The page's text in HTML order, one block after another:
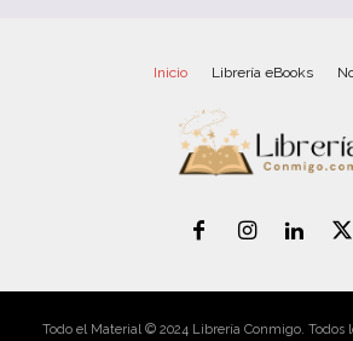
Inicio Librería eBooks
Todo el Material © 2024 Librería Conmigo. Todos